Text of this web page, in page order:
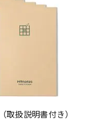
扱説明書付き）